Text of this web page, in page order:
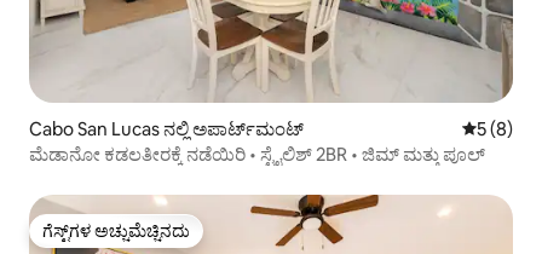
Cabo San Lucas ನಲ್ಲಿ ಅಪಾರ್ಟ್‌ಮಂಟ್ 5 ರಲ್ಲಿ 5
5 (8)
ಮೆಡಾನೋ ಕಡಲತೀರಕ್ಕೆ ನಡೆಯಿರಿ • ಸ್ಟೈಲಿಶ್ 2BR • ಜಿಮ್ ಮತ್ತು ಪೂಲ್
ಗೆಸ್ಟ್‌ಗಳ ಅಚ್ಚುಮೆಚ್ಚಿನದು
ಗೆಸ್ಟ್‌ಗಳ ಅಚ್ಚುಮೆಚ್ಚಿನದು